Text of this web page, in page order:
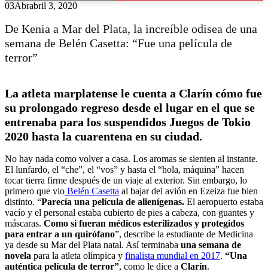
03Abrabril 3, 2020
De Kenia a Mar del Plata, la increíble odisea de una
semana de Belén Casetta: “Fue una película de
terror”
La atleta marplatense le cuenta a Clarín cómo fue
su prolongado regreso desde el lugar en el que se
entrenaba para los suspendidos Juegos de Tokio
2020 hasta la cuarentena en su ciudad.
No hay nada como volver a casa. Los aromas se sienten al instante.
El lunfardo, el “che”, el “vos” y hasta el “hola, máquina” hacen
tocar tierra firme después de un viaje al exterior. Sin embargo, lo
primero que vio Belén Casetta al bajar del avión en Ezeiza fue bien
distinto. “Parecía una película de alienígenas. El aeropuerto estaba
vacío y el personal estaba cubierto de pies a cabeza, con guantes y
máscaras. Como si fueran médicos esterilizados y protegidos
para entrar a un quirófano”, describe la estudiante de Medicina
ya desde su Mar del Plata natal. Así terminaba una semana de
novela para la atleta olímpica y finalista mundial en 2017. “Una
auténtica película de terror”, como le dice a Clarín.